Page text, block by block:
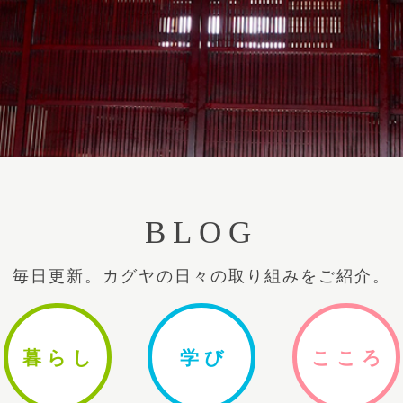
BLOG
毎日更新。カグヤの日々の取り組みをご紹介。
暮ら し 学 び ここ ろ